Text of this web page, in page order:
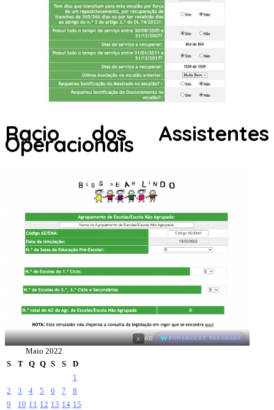
Racio dos Assistentes
Operacionais
× AD POWERED BY WEFORADS
Maio 2022
S
T Q Q S S
D
1
2
3 4 5 6 7
8
9
10 11 12 13 14 15